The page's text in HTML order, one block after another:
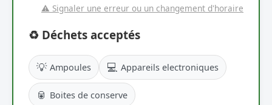
⚠️ Signaler une erreur ou un changement d'horaire
♻️ Déchets acceptés
💡 Ampoules 💻 Appareils electroniques
🥫 Boites de conserve